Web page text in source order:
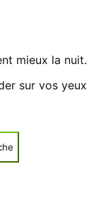
mieux la nuit.
sur vos yeux